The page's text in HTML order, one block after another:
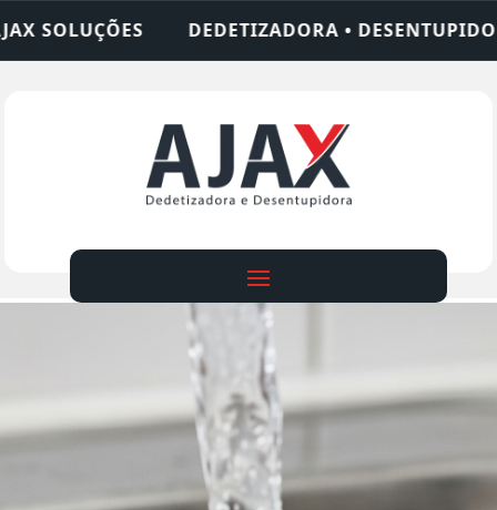
• DESENTUPIDORA • LIMPEZA DE FOSSA •